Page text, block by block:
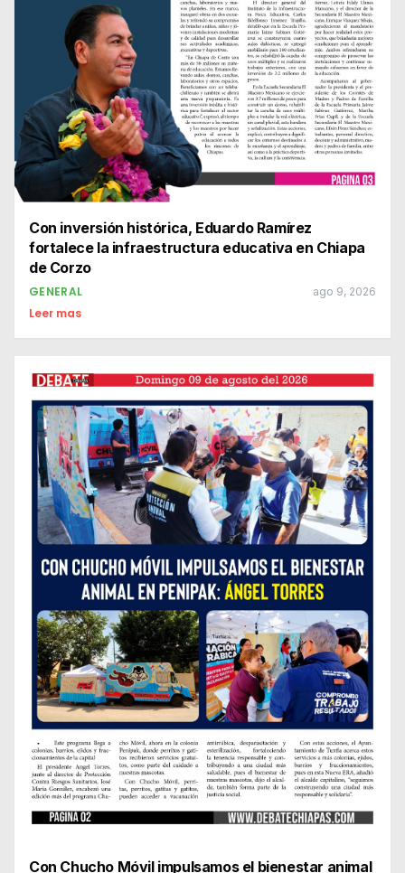
Con inversión histórica, Eduardo Ramírez
fortalece la infraestructura educativa en Chiapa
de Corzo
GENERAL ago 9, 2026
Leer mas
Con Chucho Móvil impulsamos el bienestar animal